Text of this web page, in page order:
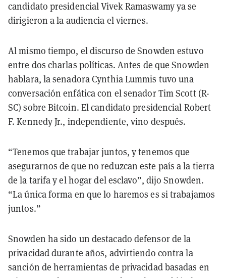
candidato presidencial Vivek Ramaswamy ya se
dirigieron a la audiencia el viernes.
Al mismo tiempo, el discurso de Snowden estuvo
entre dos charlas políticas. Antes de que Snowden
hablara, la senadora Cynthia Lummis tuvo una
conversación enfática con el senador Tim Scott (R-
SC) sobre Bitcoin. El candidato presidencial Robert
F. Kennedy Jr., independiente, vino después.
“Tenemos que trabajar juntos, y tenemos que
asegurarnos de que no reduzcan este país a la tierra
de la tarifa y el hogar del esclavo”, dijo Snowden.
“La única forma en que lo haremos es si trabajamos
juntos.”
Snowden ha sido un destacado defensor de la
privacidad durante años, advirtiendo contra la
sanción de herramientas de privacidad basadas en